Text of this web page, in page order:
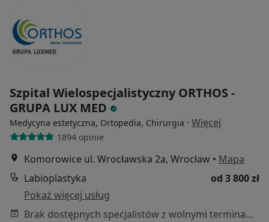
Szpital Wielospecjalistyczny ORTHOS -
GRUPA LUX MED
Medycyna estetyczna, Ortopedia, Chirurgia · Więcej
1894 opinie
Komorowice ul. Wrocławska 2a, Wrocław • Mapa
Labioplastyka
od 3 800 zł
Pokaż więcej usług
Brak dostępnych specjalistów z wolnymi terminami w tym centrum medycznym.